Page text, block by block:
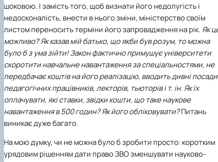
шоковою. І замість того, щоб визнати його недолугість і
недосконалість, внести в нього зміни, міністерство своїм
листом переносить терміни його запровадження на рік.Як
можливо? Як казав мій батько, що якби був розум, то можна
було б з ума зійти! Закон фактично примушує університети
скоротити навчальне навантаження за спеціальностями, не
передбачає коштів на його реалізацію, вводить дивні посади
педагогічних працівників, лекторів, тьюторів і т. ін. Як їх
оплачувати, які ставки, звідки кошти, що таке наукове
навантаження в 500 годин? Як його обліковувати?Питань
виникає дуже багато.
На мою думку, чи не можна було б зробити просто: коротким
урядовим рішенням дати право ЗВО зменшувати науково-